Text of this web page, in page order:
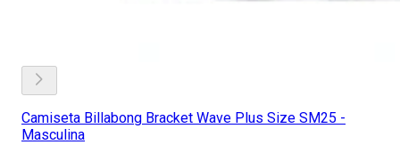
Camiseta Billabong Bracket Wave Plus Size SM25 -
Masculina